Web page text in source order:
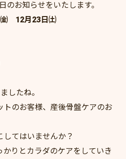
のお知らせをいたします。
12月23日㈯
したね。
トのお客様、産後骨盤ケアのお
てはいませんか？
りとカラダのケアをしていき